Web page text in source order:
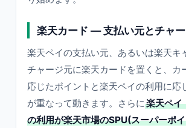
楽天カード — 支払い元とチャ
楽天ペイの支払い元、あるいは楽天キ
チャージ元に楽天カードを置くと、カ
応じたポイントと楽天ペイの利用に応
が重なって動きます。さらに楽天ペイ
の利用が楽天市場のSPU(スーパーポ